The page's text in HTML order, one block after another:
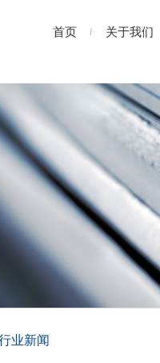
首页 关于我们
业新闻